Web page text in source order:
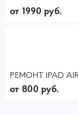
от 1990 руб.
РЕМОНТ IPAD
от 800 руб.